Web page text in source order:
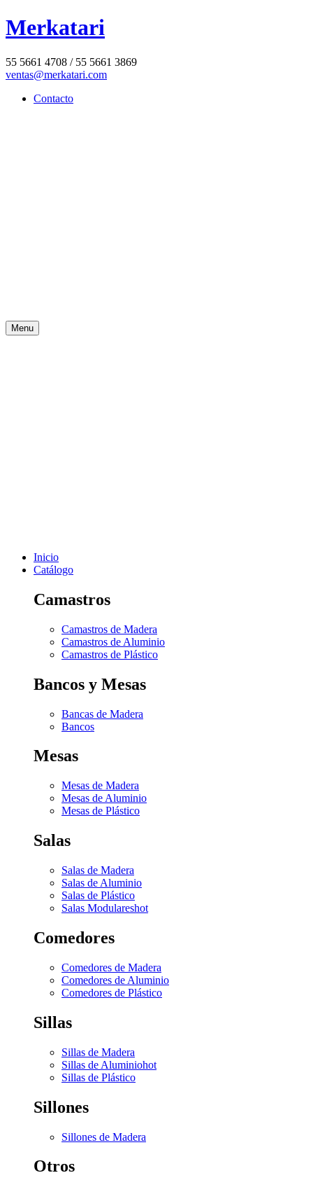
Merkatari
55 5661 4708 / 55 5661 3869
ventas@merkatari.com
Contacto
Menu
Inicio
Catálogo
Camastros
Camastros de Madera
Camastros de Aluminio
Camastros de Plástico
Bancos y Mesas
Bancas de Madera
Bancos
Mesas
Mesas de Madera
Mesas de Aluminio
Mesas de Plástico
Salas
Salas de Madera
Salas de Aluminio
Salas de Plástico
Salas Modulareshot
Comedores
Comedores de Madera
Comedores de Aluminio
Comedores de Plástico
Sillas
Sillas de Madera
Sillas de Aluminiohot
Sillas de Plástico
Sillones
Sillones de Madera
Otros